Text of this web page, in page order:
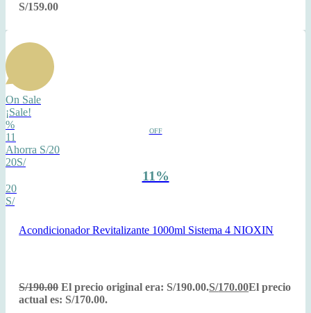
S/159.00
On Sale
¡Sale!
%
OFF
11
Ahorra S/20
20S/
11%
20
S/
Acondicionador Revitalizante 1000ml Sistema 4 NIOXIN
S/190.00 El precio original era: S/190.00.S/170.00El precio
actual es: S/170.00.